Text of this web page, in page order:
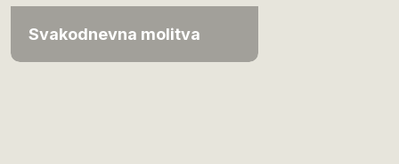
Svakodnevna molitva